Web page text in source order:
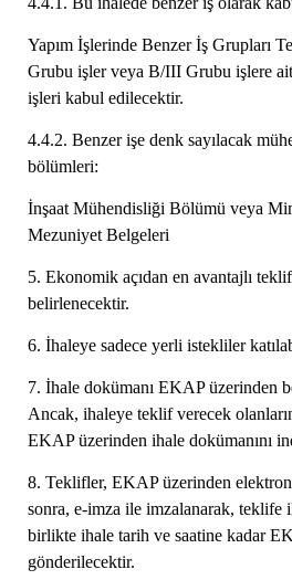
Yapım İşlerinde Benzer İş Grupları
Grubu işler veya B/III Grubu işlere
işleri kabul edilecektir.
4.4.2. Benzer işe denk sayılacak
bölümleri:
İnşaat Mühendisliği Bölümü veya
Mezuniyet Belgeleri
5. Ekonomik açıdan en avantajlı
belirlenecektir.
6. İhaleye sadece yerli istekliler
7. İhale dokümanı EKAP üzerinden
Ancak, ihaleye teklif verecek
EKAP üzerinden ihale dokümanını
8. Teklifler, EKAP üzerinden
sonra, e-imza ile imzalanarak, teklife
birlikte ihale tarih ve saatine kadar
gönderilecektir.